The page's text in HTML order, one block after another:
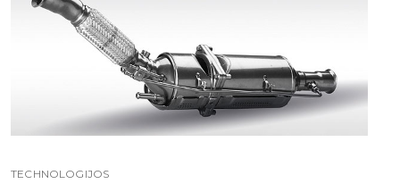
TECHNOLOGIJOS